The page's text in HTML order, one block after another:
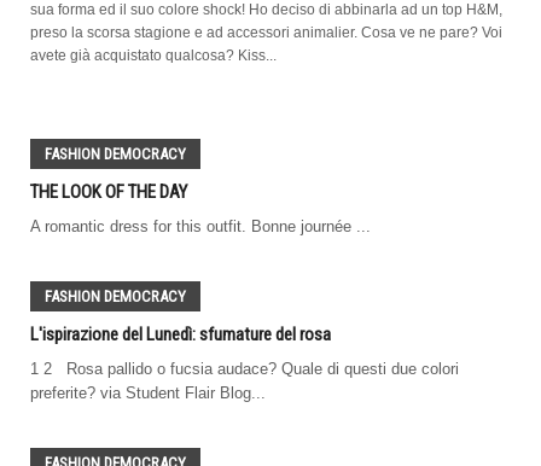
sua forma ed il suo colore shock! Ho deciso di abbinarla ad un top H&M,
preso la scorsa stagione e ad accessori animalier. Cosa ve ne pare? Voi
avete già acquistato qualcosa? Kiss...
FASHION DEMOCRACY
THE LOOK OF THE DAY
A romantic dress for this outfit. Bonne journée ...
FASHION DEMOCRACY
L'ispirazione del Lunedì: sfumature del rosa
1 2 Rosa pallido o fucsia audace? Quale di questi due colori
preferite? via Student Flair Blog...